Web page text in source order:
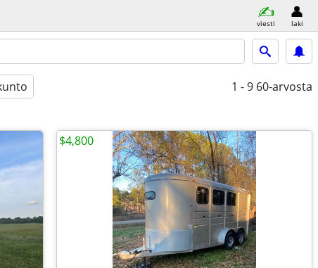
viesti laki
1 - 9 60-arvosta
$4,800